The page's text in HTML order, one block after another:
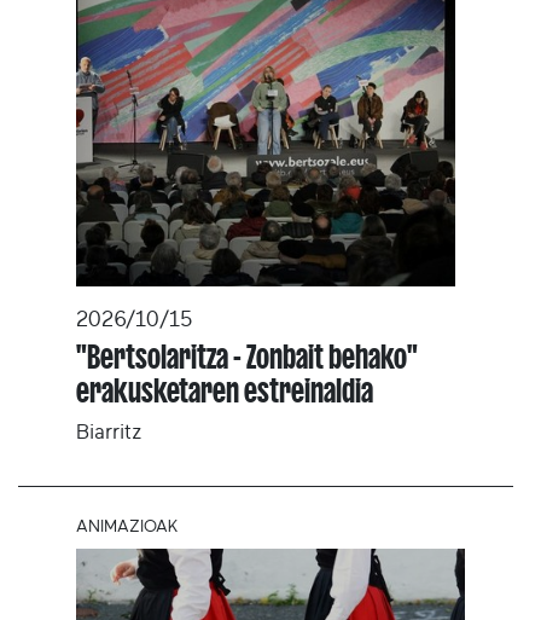
2026/10/15
"Bertsolaritza - Zonbait behako"
erakusketaren estreinaldia
Biarritz
ANIMAZIOAK